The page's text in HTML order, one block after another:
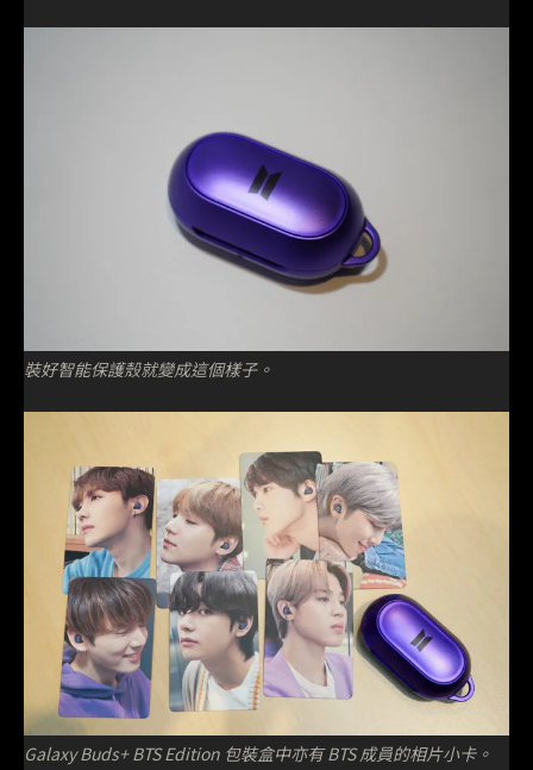
裝好智能保護殼就變成這個樣子。
Galaxy Buds+ BTS Edition 包裝盒中亦有 BTS 成員的相片小卡。